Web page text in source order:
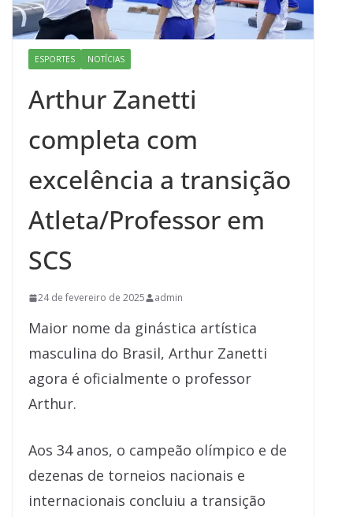
ESPORTES NOTÍCIAS
Arthur Zanetti
completa com
excelência a transição
Atleta/Professor em
SCS
24 de fevereiro de 2025 admin
Maior nome da ginástica artística
masculina do Brasil, Arthur Zanetti
agora é oficialmente o professor
Arthur.
Aos 34 anos, o campeão olímpico e de
dezenas de torneios nacionais e
internacionais concluiu a transição